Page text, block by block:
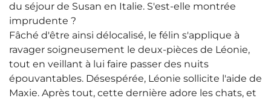
du séjour de Susan en Italie. S'est-elle montrée
imprudente ?
Fâché d'être ainsi délocalisé, le félin s'applique à
ravager soigneusement le deux-pièces de Léonie,
tout en veillant à lui faire passer des nuits
épouvantables. Désespérée, Léonie sollicite l'aide de
Maxie. Après tout, cette dernière adore les chats, et